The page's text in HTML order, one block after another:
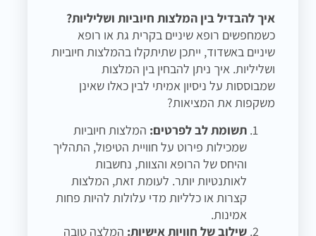
איך להבדיל בין המלצות חיוביות ושליליות?
כשמחפשים רופא שיניים בקרית גת או רופא
שיניים באשדוד, ייתכן שתיתקלו בהמלצות חיוביות
ושליליות. איך ניתן להבחין בין המלצות
שמבוססות על ניסיון אמיתי לבין כאלו שאינן
משקפות את המציאות?
תשומת לב לפרטים: המלצות חיוביות
שמכילות פירוט על חוויית הטיפול, התהליך
והיחס של הרופא והצוות, נחשבות
לאותנטיות יותר. לעומת זאת, המלצות
קצרות או כלליות מדי עלולות להיות פחות
אמינות.
שילוב של חוויות אישיות: המלצה טובה